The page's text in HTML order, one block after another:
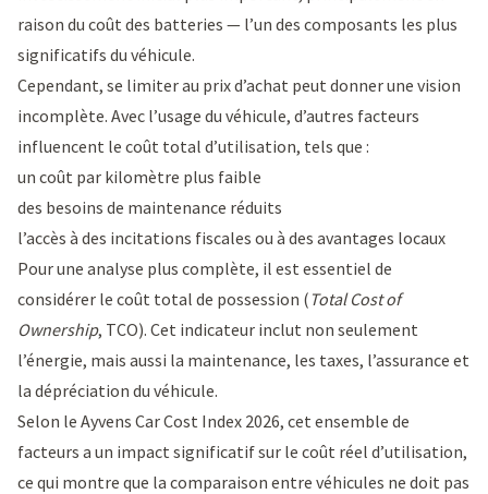
raison du coût des batteries — l’un des composants les plus
significatifs du véhicule.
Cependant, se limiter au prix d’achat peut donner une vision
incomplète. Avec l’usage du véhicule, d’autres facteurs
influencent le coût total d’utilisation, tels que :
un coût par kilomètre plus faible
des besoins de maintenance réduits
l’accès à des incitations fiscales ou à des avantages locaux
Pour une analyse plus complète, il est essentiel de
considérer le coût total de possession ( Total Cost of
Ownership, TCO). Cet indicateur inclut non seulement
l’énergie, mais aussi la maintenance, les taxes, l’assurance et
la dépréciation du véhicule.
Selon le Ayvens Car Cost Index 2026, cet ensemble de
facteurs a un impact significatif sur le coût réel d’utilisation,
ce qui montre que la comparaison entre véhicules ne doit pas